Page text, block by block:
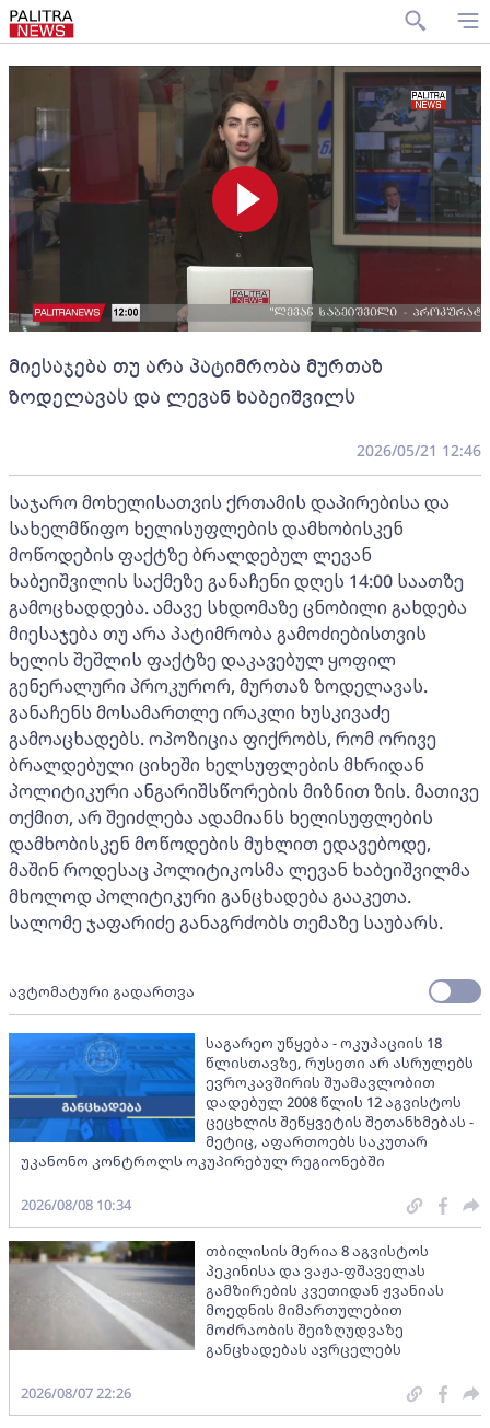
მიესაჯება თუ არა პატიმრობა მურთაზ
ზოდელავას და ლევან ხაბეიშვილს
2026/05/21 12:46
საჯარო მოხელისათვის ქრთამის დაპირებისა და
სახელმწიფო ხელისუფლების დამხობისკენ
მოწოდების ფაქტზე ბრალდებულ ლევან
ხაბეიშვილის საქმეზე განაჩენი დღეს 14:00 საათზე
გამოცხადდება. ამავე სხდომაზე ცნობილი გახდება
მიესაჯება თუ არა პატიმრობა გამოძიებისთვის
ხელის შეშლის ფაქტზე დაკავებულ ყოფილ
გენერალური პროკურორ, მურთაზ ზოდელავას.
განაჩენს მოსამართლე ირაკლი ხუსკივაძე
გამოაცხადებს. ოპოზიცია ფიქრობს, რომ ორივე
ბრალდებული ციხეში ხელსუფლების მხრიდან
პოლიტიკური ანგარიშსწორების მიზნით ზის. მათივე
თქმით, არ შეიძლება ადამიანს ხელისუფლების
დამხობისკენ მოწოდების მუხლით ედავებოდე,
მაშინ როდესაც პოლიტიკოსმა ლევან ხაბეიშვილმა
მხოლოდ პოლიტიკური განცხადება გააკეთა.
სალომე ჯაფარიძე განაგრძობს თემაზე საუბარს.
ავტომატური გადართვა
საგარეო უწყება - ოკუპაციის 18
წლისთავზე, რუსეთი არ ასრულებს
ევროკავშირის შუამავლობით
დადებულ 2008 წლის 12 აგვისტოს
ცეცხლის შეწყვეტის შეთანხმებას -
მეტიც, აფართოებს საკუთარ
უკანონო კონტროლს ოკუპირებულ რეგიონებში
2026/08/08 10:34
თბილისის მერია 8 აგვისტოს
პეკინისა და ვაჟა-ფშაველას
გამზირების კვეთიდან ჟვანიას
მოედნის მიმართულებით
მოძრაობის შეიზღუდვაზე
განცხადებას ავრცელებს
2026/08/07 22:26